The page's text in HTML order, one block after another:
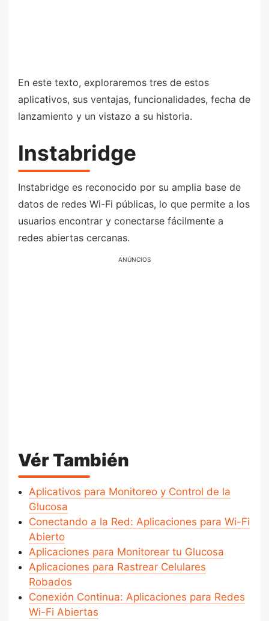
En este texto, exploraremos tres de estos
aplicativos, sus ventajas, funcionalidades, fecha de
lanzamiento y un vistazo a su historia.
Instabridge
Instabridge es reconocido por su amplia base de
datos de redes Wi-Fi públicas, lo que permite a los
usuarios encontrar y conectarse fácilmente a
redes abiertas cercanas.
ANÚNCIOS
Vér También
Aplicativos para Monitoreo y Control de la
Glucosa
Conectando a la Red: Aplicaciones para Wi-Fi
Abierto
Aplicaciones para Monitorear tu Glucosa
Aplicaciones para Rastrear Celulares
Robados
Conexión Continua: Aplicaciones para Redes
Wi-Fi Abiertas